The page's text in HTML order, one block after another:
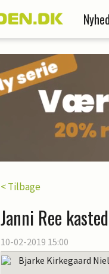
< Tilbage
Janni Ree
10-02-2019 15:00
Bjarke Kirkegaard